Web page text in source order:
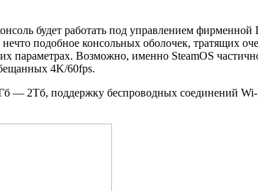
будет работать под управлением
подобное консольных оболочек, тратящих
параметрах. Возможно, именно SteamOS
4K/60fps.
— 2Тб, поддержку беспроводных соединений